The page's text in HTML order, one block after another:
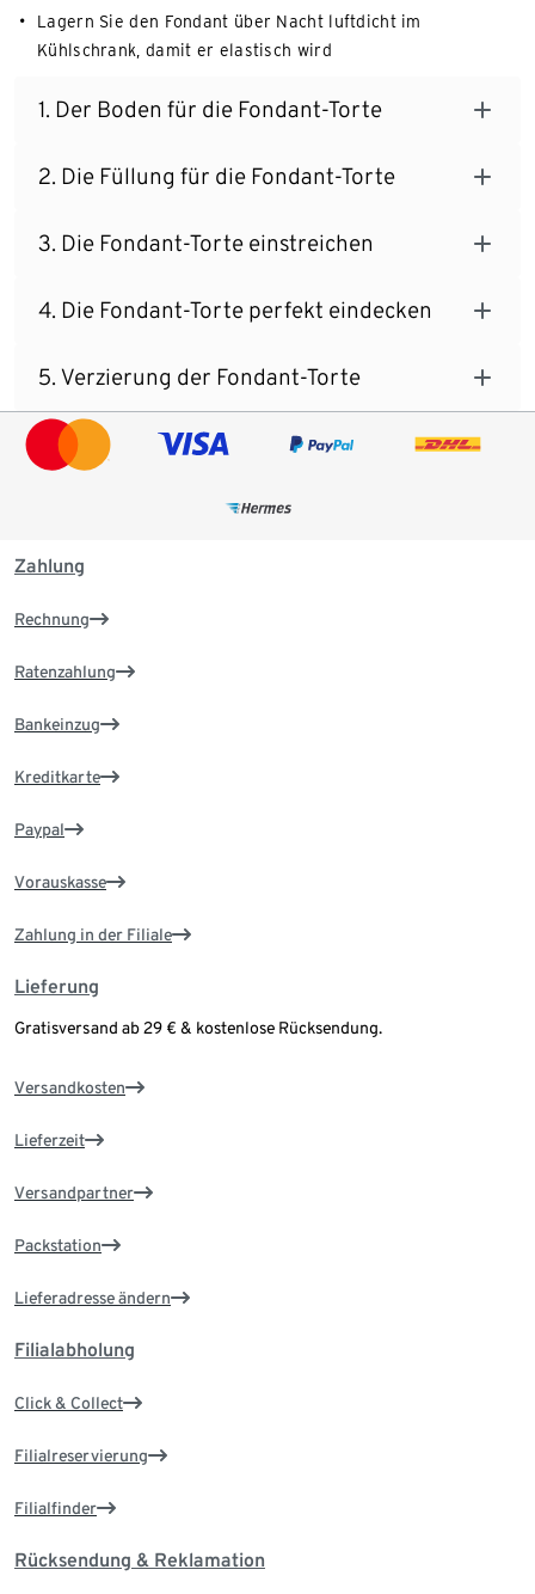
Lagern Sie den Fondant über Nacht luftdicht im
Kühlschrank, damit er elastisch wird
1. Der Boden für die Fondant-Torte
2. Die Füllung für die Fondant-Torte
3. Die Fondant-Torte einstreichen
4. Die Fondant-Torte perfekt eindecken
5. Verzierung der Fondant-Torte
Zahlung
Rechnung
Ratenzahlung
Bankeinzug
Kreditkarte
Paypal
Vorauskasse
Zahlung in der Filiale
Lieferung
Gratisversand ab 29 € & kostenlose Rücksendung.
Versandkosten
Lieferzeit
Versandpartner
Packstation
Lieferadresse ändern
Filialabholung
Click & Collect
Filialreservierung
Filialfinder
Rücksendung & Reklamation